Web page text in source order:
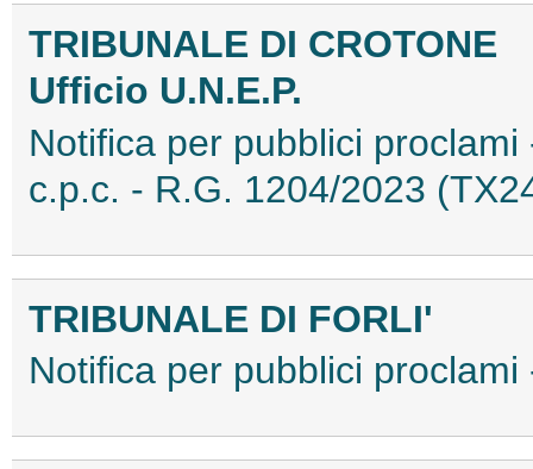
TRIBUNALE DI CROTONE
Ufficio U.N.E.P.
Notifica per pubblici
c.p.c. - R.G. 1204/2023
TRIBUNALE DI FORLI'
Notifica per pubblici